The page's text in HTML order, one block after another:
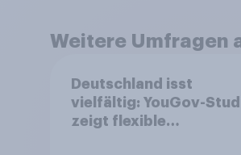
Weitere Umfragen
Deutschland isst
vielfältig: YouGov-
zeigt flexible